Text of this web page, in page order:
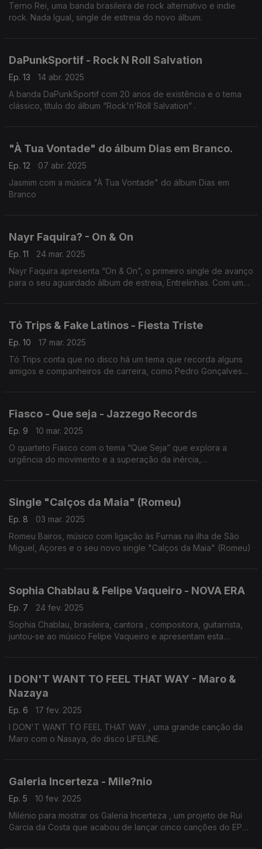
Terno Rei, uma banda brasileira de rock alternativo e indie
rock. Nada Igual, single de estreia do novo álbum.
DaPunkSportif - Rock N Roll Salvation
Ep. 13
14 abr. 2025
A banda DaPunkSportif com 20 anos de existência e o tema
clássico, título do álbum “Rock'n'Roll Salvation” .
"À Tua Vontade" do álbum Dias em Branco.
Ep. 12
07 abr. 2025
Jasmim com a música "À Tua Vontade" do álbum Dias em
Branco
Nayr Faquira? - On & On
Ep. 11
24 mar. 2025
Nayr Faquira apresenta “On & On”, o primeiro single de avanço
para o seu aguardado álbum de estreia, Entrelinhas. Com uma
Tó Trips & Fake Latinos - Fiesta Triste
Ep. 10
17 mar. 2025
Tó Trips conta que no disco há um tema que recorda alguns
amigos e companheiros de carreira, como Pedro Gonçalves
Fiasco - Que seja - Jazzego Records
Ep. 9
10 mar. 2025
O quarteto Fiasco com o tema “Que Seja” que explora a
urgência do movimento e a superação da inércia,
Single "Calços da Maia" (Romeu)
Ep. 8
03 mar. 2025
Romeu Bairos, músico com ligação às Furnas na ilha de São
Miguel, Açores e o seu novo single "Calços da Maia" (Romeu)
Sophia Chablau & Felipe Vaqueiro - NOVA ERA
Ep. 7
24 fev. 2025
Sophia Chablau, brasileira, cantora , compositora, guitarrista,
juntou-se ao músico Felipe Vaqueiro e apresentam esta
I DON'T WANT TO FEEL THAT WAY - Maro &
Nazaya
Ep. 6
17 fev. 2025
I DON'T WANT TO FEEL THAT WAY , uma grande canção da
Maro com o Nasaya, do disco LIFELINE.
Galeria Incerteza - Mile?nio
Ep. 5
10 fev. 2025
Milénio para mostrar os Galeria Incerteza , um projeto de Rui
Garcia da Costa que acabou de lançar cinco canções do EP